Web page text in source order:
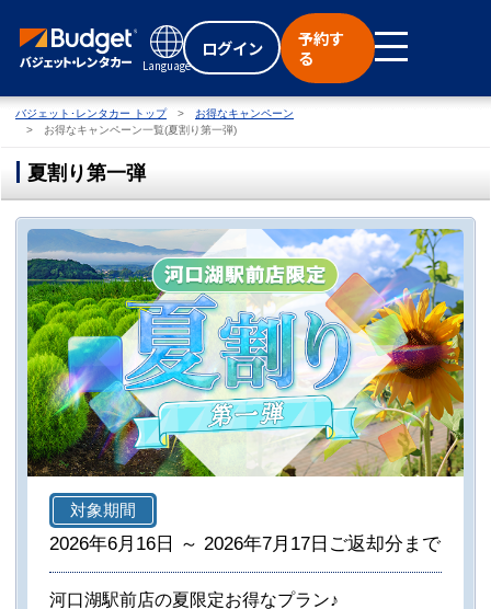
Language
ログイン
予約す
る
バジェット･レンタカー トップ
お得なキャンペーン
お得なキャンペーン一覧(夏割り第一弾)
夏割り第一弾
対象期間
2026年6月16日 ～ 2026年7月17日ご返却分まで
河口湖駅前店の夏限定お得なプラン♪